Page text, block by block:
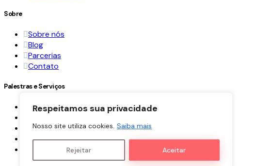
Respeitamos sua privacidade
Nosso site utiliza cookies. Saiba mais
Rejeitar Aceitar
Sobre
Sobre nós
Blog
Parcerias
Contato
Palestras e Serviços
Palestras ProBono
Treinamentos
Consultoria